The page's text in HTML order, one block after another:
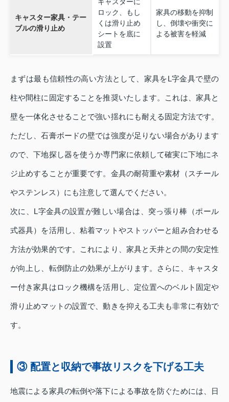
キャスター家具・テー
ブルの滑り止め
キャスターに
ロック、もし
くは滑り止め
シートを底に
設置
家具の移動を抑制
し、倒壊や衝突に
よる被害を軽減
まずは最も信頼性の高い方法として、家具をL字金具で壁の
柱や間柱に固定することを推奨いたします。これは、家具と
壁を一体化させることで強い揺れにも耐える固定方法です。
ただし、石膏ボードの壁では強度が足りない場合があります
ので、下地探し器を使うか専門家に依頼して確実に下地にネ
ジ止めすることが重要です。金具の耐荷重や素材（スチール
やステンレス）にも注意して選んでください。
次に、L字金具の設置が難しい場合は、突っ張り棒（ポール
式器具）を活用し、粘着マットやストッパーと組み合わせる
方法が効果的です。これにより、家具と天井との間の安定性
が向上し、転倒防止の効果が上がります。さらに、キャスタ
ー付き家具はロック機構を活用し、定位置へのベルト固定や
滑り止めマットの設置で、動きを抑える工夫も非常に有効で
す。
③ 配置と収納で事故リスクを下げる工夫
地震による家具の転倒や落下による事故を防ぐためには、日